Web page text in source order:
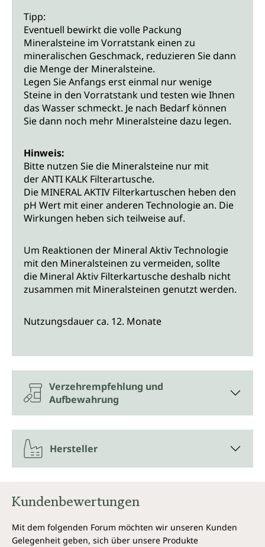
Tipp:
Eventuell bewirkt die volle Packung
Mineralsteine im Vorratstank einen zu
mineralischen Geschmack, reduzieren Sie dann
die Menge der Mineralsteine.
Legen Sie Anfangs erst einmal nur wenige
Steine in den Vorratstank und testen wie Ihnen
das Wasser schmeckt. Je nach Bedarf können
Sie dann noch mehr Mineralsteine dazu legen.
Hinweis:
Bitte nutzen Sie die Mineralsteine nur mit
der ANTI KALK Filterartusche.
Die MINERAL AKTIV Filterkartuschen heben den
pH Wert mit einer anderen Technologie an. Die
Wirkungen heben sich teilweise auf.
Um Reaktionen der Mineral Aktiv Technologie
mit den Mineralsteinen zu vermeiden, sollte
die Mineral Aktiv Filterkartusche deshalb nicht
zusammen mit Mineralsteinen genutzt werden.
Nutzungsdauer ca. 12. Monate
Verzehrempfehlung und
Aufbewahrung
Hersteller
Kundenbewertungen
Mit dem folgenden Forum möchten wir unseren Kunden
Gelegenheit geben, sich über unsere Produkte